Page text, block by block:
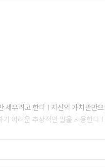
세우려고 한다 | 자신의 가치관만
어려운 추상적인 말을 사용한다